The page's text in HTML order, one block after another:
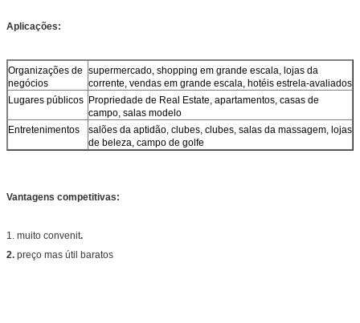
Aplicações:
Organizações de
negócios
supermercado, shopping em grande escala, lojas da
corrente, vendas em grande escala, hotéis estrela-avaliados
Lugares públicos Propriedade de Real Estate, apartamentos, casas de
campo, salas modelo
Entretenimentos
salões da aptidão, clubes, clubes, salas da massagem, lojas
de beleza, campo de golfe
Vantagens competitivas:
1. muito convenit.
2. preço mas útil baratos